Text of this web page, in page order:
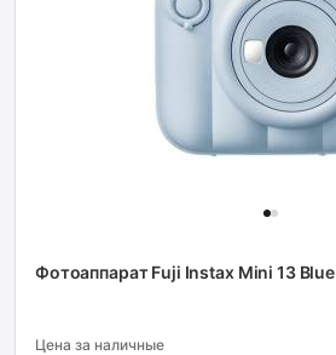
Фотоаппарат Fuji Instax Mini 13 Blue
Цена за наличные